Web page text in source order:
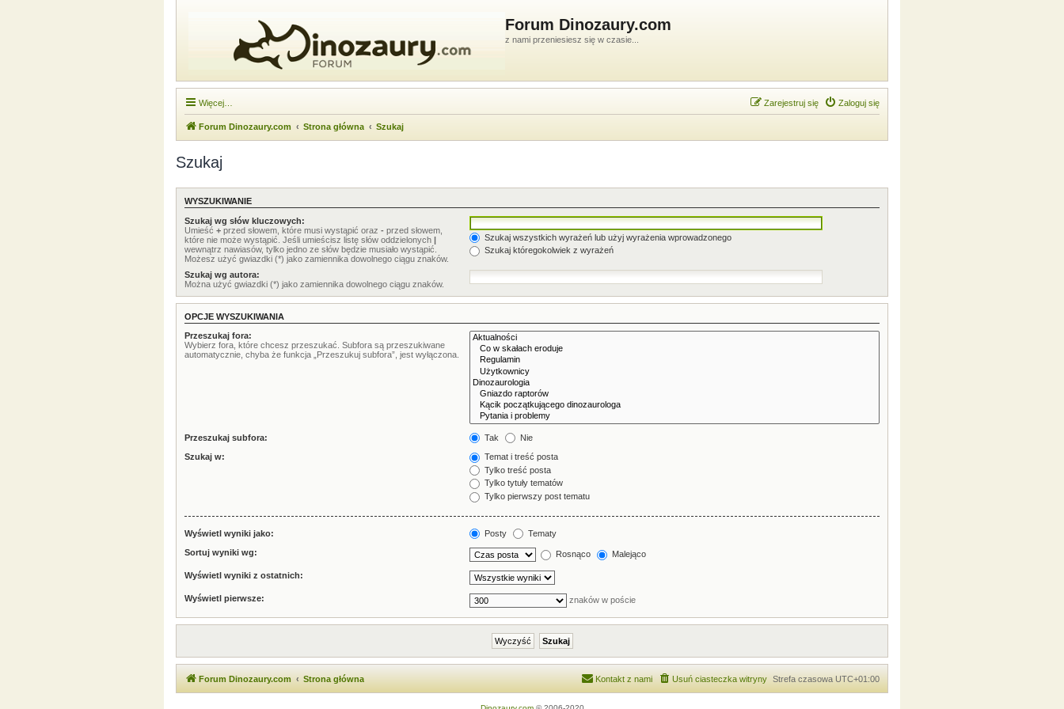
Forum Dinozaury.com
z nami przeniesiesz się w czasie...
Więcej… Zaloguj się
Zarejestruj się
Forum Dinozaury.com Strona główna Szukaj
Szukaj
WYSZUKIWANIE
Szukaj wg słów kluczowych:
Umieść + przed słowem, które musi wystąpić oraz - przed słowem,
które nie może wystąpić. Jeśli umieścisz listę słów oddzielonych |
wewnątrz nawiasów, tylko jedno ze słów będzie musiało wystąpić.
Możesz użyć gwiazdki (*) jako zamiennika dowolnego ciągu znaków.
Szukaj wszystkich wyrażeń lub użyj wyrażenia wprowadzonego
Szukaj któregokolwiek z wyrażeń
Szukaj wg autora:
Można użyć gwiazdki (*) jako zamiennika dowolnego ciągu znaków.
OPCJE WYSZUKIWANIA
Przeszukaj fora:
Wybierz fora, które chcesz przeszukać. Subfora są przeszukiwane
automatycznie, chyba że funkcja „Przeszukuj subfora”, jest wyłączona.
Przeszukaj subfora: Tak Nie
Szukaj w:
Temat i treść posta
Tylko treść posta
Tylko tytuły tematów
Tylko pierwszy post tematu
Wyświetl wyniki jako: Posty Tematy
Sortuj wyniki wg: Rosnąco Malejąco
Wyświetl wyniki z ostatnich:
Wyświetl pierwsze: znaków w poście
Forum Dinozaury.com Strona główna Strefa czasowa UTC+01:00
Usuń ciasteczka witryny
Kontakt z nami